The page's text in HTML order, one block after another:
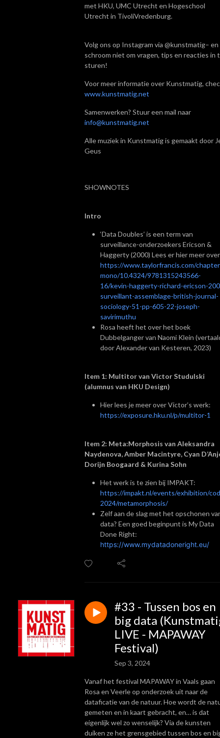
met HKU, UMC Utrecht en Hogeschool
Utrecht in TivoliVredenburg.
Volg ons op Instagram via @kunstmatig– en
schroom niet om vragen, tips en reacties in
sturen!
Voor meer informatie over Kunstmatig,
www.kunstmatig.net
Samenwerken? Stuur een mail naar
info@kunstmatig.net
Alle muziek in Kunstmatig is gemaakt door
Geus
SHOWNOTES
Intro
‘Data Doubles’ is een term van
surveillance-onderzoekers Ericson &
Haggerty (2000) Lees er hier meer
https://www.taylorfrancis.com/
mono/10.4324/9781315243566-
16/kevin-haggerty-richard-ericson-
surveillant-assemblage-british-journal-
sociology-51-pp-605-22-joseph-
savirimuthu
Rosa heeft het over het boek
Dubbelganger van Naomi Klein
door Alexander van Kesteren, 2023)
Item 1: Multitor van Victor Studulski
(alumnus van HKU Design)
Hier lees je meer over Victor’s werk:
https://exposure.hku.nl/p/multitor-1
Item 2: Meta:Morphosis van Aleksandra
Naydenova, Amber Macintyre, Cyan
Dorijn Boogaard & Kurina Sohn
Het werk is te zien bij IMPAKT:
https://impakt.nl/events/exhibition/
2024/metamorphosis/
Zelf aan de slag met het opschonen
data? Een goed beginpunt is My Data
Done Right:
https://www.mydatadoneright.eu/
#33 - Tussen bos en
big data
LIVE - MAPAWAY
Festival)
Sep 3, 2024
Vanaf het festival MAPAWAY in Vaals gaan
Rosa en Veerle op onderzoek uit naar de
dataficatie van de natuur. Hoe wordt de
gemeten en in kaart gebracht, en… is dat
eigenlijk wel zo wenselijk? Via de kunsten
duiken ze het grensgebied tussen bos en